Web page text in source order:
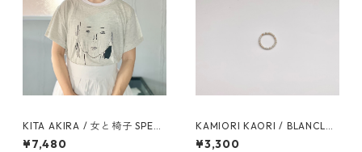
KITA AKIRA / 女と椅子 SPECI
AL BOX
¥7,480
KAMIORI KAORI / BLANCLAI
TEUX RING
¥3,300